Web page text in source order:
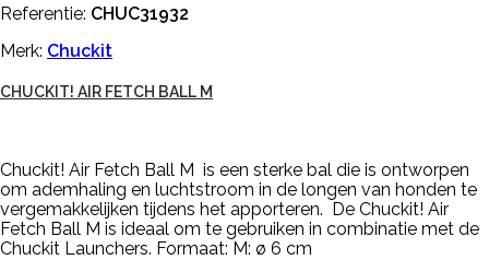
Referentie: CHUC31932
Merk: Chuckit
CHUCKIT! AIR FETCH BALL M
Chuckit! Air Fetch Ball M is een sterke bal die is ontworpen
om ademhaling en luchtstroom in de longen van honden te
vergemakkelijken tijdens het apporteren. De Chuckit! Air
Fetch Ball M is ideaal om te gebruiken in combinatie met de
Chuckit Launchers. Formaat: M: ø 6 cm